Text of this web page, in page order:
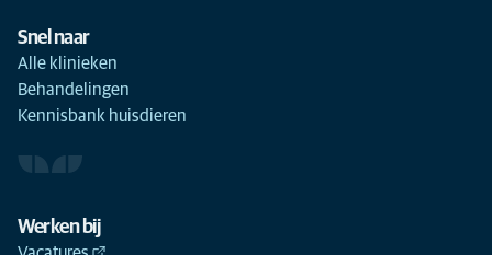
Snel naar
Alle klinieken
Behandelingen
Kennisbank huisdieren
Werken bij